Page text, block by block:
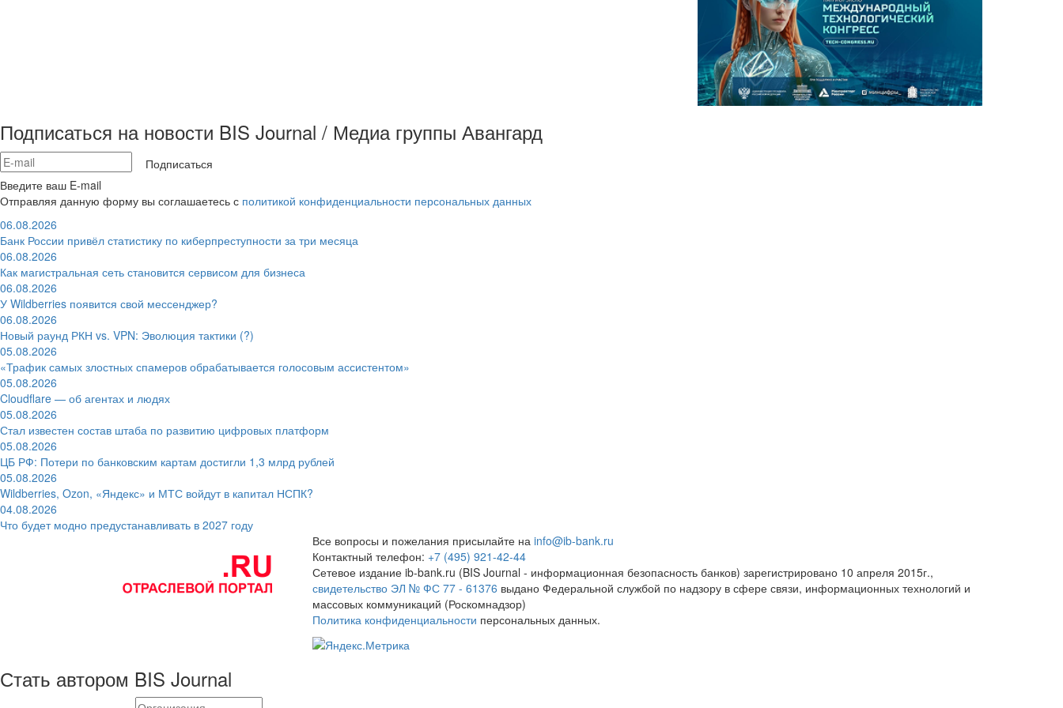
Подписаться на новости BIS Journal / Медиа группы Авангард
Подписаться
Введите ваш E-mail
Отправляя данную форму вы соглашаетесь с политикой конфиденциальности персональных данных
06.08.2026
Банк России привёл статистику по киберпреступности за три месяца
06.08.2026
Как магистральная сеть становится сервисом для бизнеса
06.08.2026
У Wildberries появится свой мессенджер?
06.08.2026
Новый раунд РКН vs. VPN: Эволюция тактики (?)
05.08.2026
«Трафик самых злостных спамеров обрабатывается голосовым ассистентом»
05.08.2026
Cloudflare — об агентах и людях
05.08.2026
Стал известен состав штаба по развитию цифровых платформ
05.08.2026
ЦБ РФ: Потери по банковским картам достигли 1,3 млрд рублей
05.08.2026
Wildberries, Ozon, «Яндекс» и МТС войдут в капитал НСПК?
04.08.2026
Что будет модно предустанавливать в 2027 году
Все вопросы и пожелания присылайте на info@ib-bank.ru
Контактный телефон: +7 (495) 921-42-44
Сетевое издание ib-bank.ru (BIS Journal - информационная безопасность банков) зарегистрировано 10 апреля 2015г.,
свидетельство ЭЛ № ФС 77 - 61376 выдано Федеральной службой по надзору в сфере связи, информационных технологий и
массовых коммуникаций (Роскомнадзор)
Политика конфиденциальности персональных данных.
Стать автором BIS Journal